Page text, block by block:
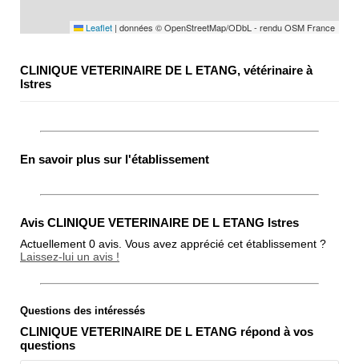
Leaflet | données © OpenStreetMap/ODbL - rendu OSM France
CLINIQUE VETERINAIRE DE L ETANG, vétérinaire à
Istres
En savoir plus sur l'établissement
Avis CLINIQUE VETERINAIRE DE L ETANG Istres
Actuellement 0 avis. Vous avez apprécié cet établissement ?
Laissez-lui un avis !
Note globale
Propreté
Questions des intéressés
CLINIQUE VETERINAIRE DE L ETANG répond à vos
questions